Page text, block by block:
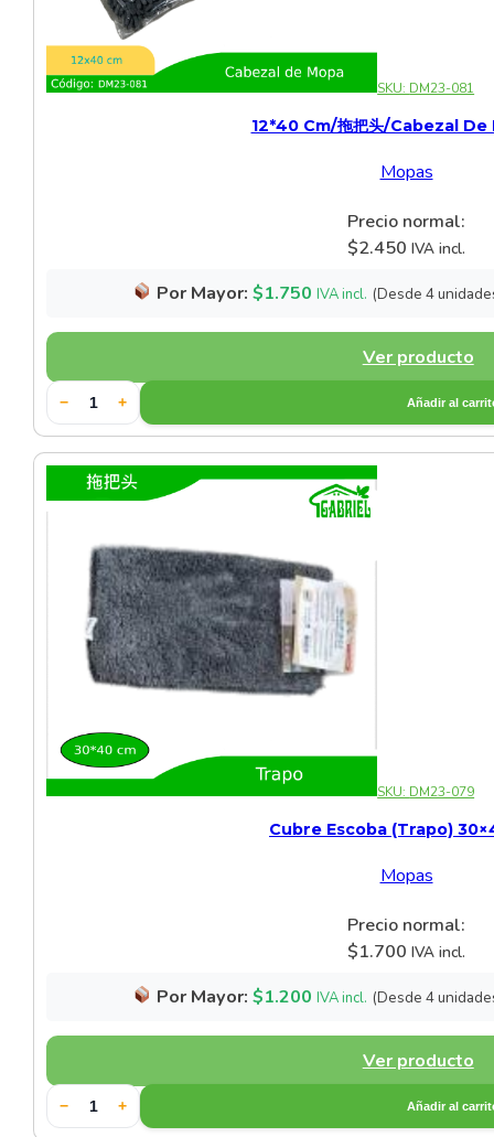
SKU: DM23-081
12*40 Cm/拖把头/Cabezal De
Mopas
Precio normal:
$2.450 IVA incl.
Por Mayor: $1.750 IVA incl. (Desde 4
Ver producto
− + Añadir al
SKU: DM23-079
Cubre Escoba (Trapo)
Mopas
Precio normal:
$1.700 IVA incl.
Por Mayor: $1.200 IVA incl. (Desde 4
Ver producto
− + Añadir al